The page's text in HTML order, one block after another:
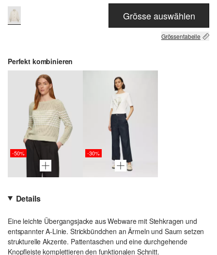
Grösse auswählen
Grössentabelle
Perfekt kombinieren
-50% -30%
Details
Eine leichte Übergangsjacke aus Webware mit Stehkragen und
entspannter A-Linie. Strickbündchen an Ärmeln und Saum setzen
strukturelle Akzente. Pattentaschen und eine durchgehende
Knopfleiste komplettieren den funktionalen Schnitt.